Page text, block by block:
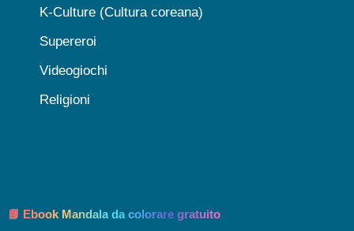
K-Culture (Cultura coreana)
Supereroi
Videogiochi
Religioni
📘 Ebook Mandala da colorare gratuito